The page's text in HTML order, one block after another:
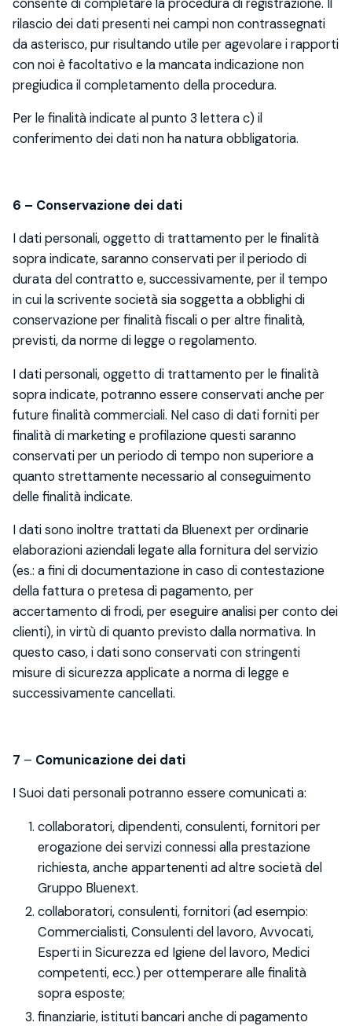
rilascio dei dati presenti nei campi non contrassegnati
da asterisco, pur risultando utile per agevolare i rapporti
con noi è facoltativo e la mancata indicazione non
pregiudica il completamento della procedura.
Per le finalità indicate al punto 3 lettera c) il
conferimento dei dati non ha natura obbligatoria.
6 – Conservazione dei dati
I dati personali, oggetto di trattamento per le finalità
sopra indicate, saranno conservati per il periodo di
durata del contratto e, successivamente, per il tempo
in cui la scrivente società sia soggetta a obblighi di
conservazione per finalità fiscali o per altre finalità,
previsti, da norme di legge o regolamento.
I dati personali, oggetto di trattamento per le finalità
sopra indicate, potranno essere conservati anche per
future finalità commerciali. Nel caso di dati forniti per
finalità di marketing e profilazione questi saranno
conservati per un periodo di tempo non superiore a
quanto strettamente necessario al conseguimento
delle finalità indicate.
I dati sono inoltre trattati da Bluenext per ordinarie
elaborazioni aziendali legate alla fornitura del servizio
(es.: a fini di documentazione in caso di contestazione
della fattura o pretesa di pagamento, per
accertamento di frodi, per eseguire analisi per conto dei
clienti), in virtù di quanto previsto dalla normativa. In
questo caso, i dati sono conservati con stringenti
misure di sicurezza applicate a norma di legge e
successivamente cancellati.
7 – Comunicazione dei dati
I Suoi dati personali potranno essere comunicati a:
collaboratori, dipendenti, consulenti, fornitori per
erogazione dei servizi connessi alla prestazione
richiesta, anche appartenenti ad altre società del
Gruppo Bluenext.
collaboratori, consulenti, fornitori (ad esempio:
Commercialisti, Consulenti del lavoro, Avvocati,
Esperti in Sicurezza ed Igiene del lavoro, Medici
competenti, ecc.) per ottemperare alle finalità
sopra esposte;
finanziarie, istituti bancari anche di pagamento